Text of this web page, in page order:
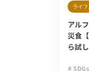
ライ
アル
災食
ら試
# SDGs